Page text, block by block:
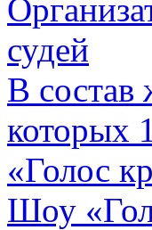
судей
В состав
которых
«Голос
Шоу